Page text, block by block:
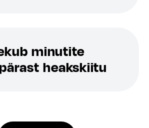
minutite
heakskiitu